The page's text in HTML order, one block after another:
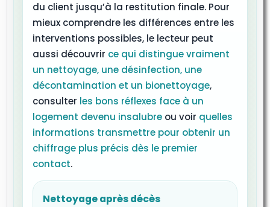
du client jusqu’à la restitution finale. Pour
mieux comprendre les différences entre les
interventions possibles, le lecteur peut
aussi découvrir ce qui distingue vraiment
un nettoyage, une désinfection, une
décontamination et un bionettoyage,
consulter les bons réflexes face à un
logement devenu insalubre ou voir quelles
informations transmettre pour obtenir un
chiffrage plus précis dès le premier
contact.
Nettoyage après décès